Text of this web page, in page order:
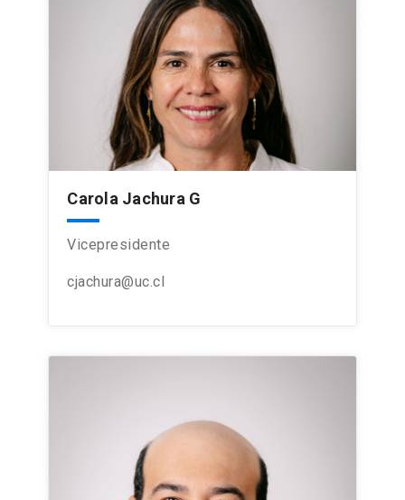
Carola Jachura G
Vicepresidente
cjachura@uc.cl